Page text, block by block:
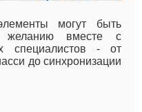
могут быть
желанию вместе с
специалистов - от
до синхронизации